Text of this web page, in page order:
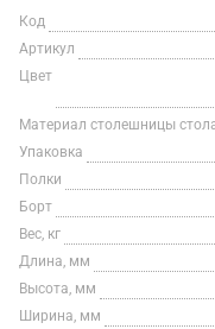
Код
Артикул
Цвет
Материал столешницы
Упаковка
Полки
Борт
Вес, кг
Длина, мм
Высота, мм
Ширина, мм